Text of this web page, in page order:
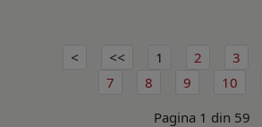
1 2 3
7
8 9
10
Pagina 1 din 59